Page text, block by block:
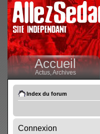
Accueil
Actus,Archives
Index du forum
Connexion